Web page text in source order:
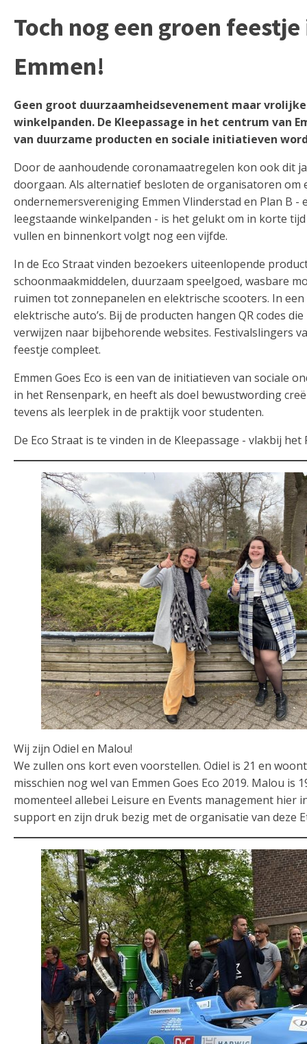
Toch nog een groen
Emmen!
Geen groot duurzaamheidsevenement maar
winkelpanden. De Kleepassage in het centrum van
van duurzame producten en sociale initiatieven
Door de aanhoudende coronamaatregelen kon ook dit
doorgaan. Als alternatief besloten de organisatoren om
ondernemersvereniging Emmen Vlinderstad en Plan B
leegstaande winkelpanden - is het gelukt om in korte
vullen en binnenkort volgt nog een vijfde.
In de Eco Straat vinden bezoekers uiteenlopende
schoonmaakmiddelen, duurzaam speelgoed, wasbare
ruimen tot zonnepanelen en elektrische scooters. In
elektrische auto’s. Bij de producten hangen QR codes
verwijzen naar bijbehorende websites. Festivalslingers
feestje compleet.
Emmen Goes Eco is een van de initiatieven van sociale
in het Rensenpark, en heeft als doel bewustwording
tevens als leerplek in de praktijk voor studenten.
De Eco Straat is te vinden in de Kleepassage - vlakbij
Wij zijn Odiel en Malou!
We zullen ons kort even voorstellen. Odiel is 21 en
misschien nog wel van Emmen Goes Eco 2019. Malou is
momenteel allebei Leisure en Events management hier
support en zijn druk bezig met de organisatie van deze